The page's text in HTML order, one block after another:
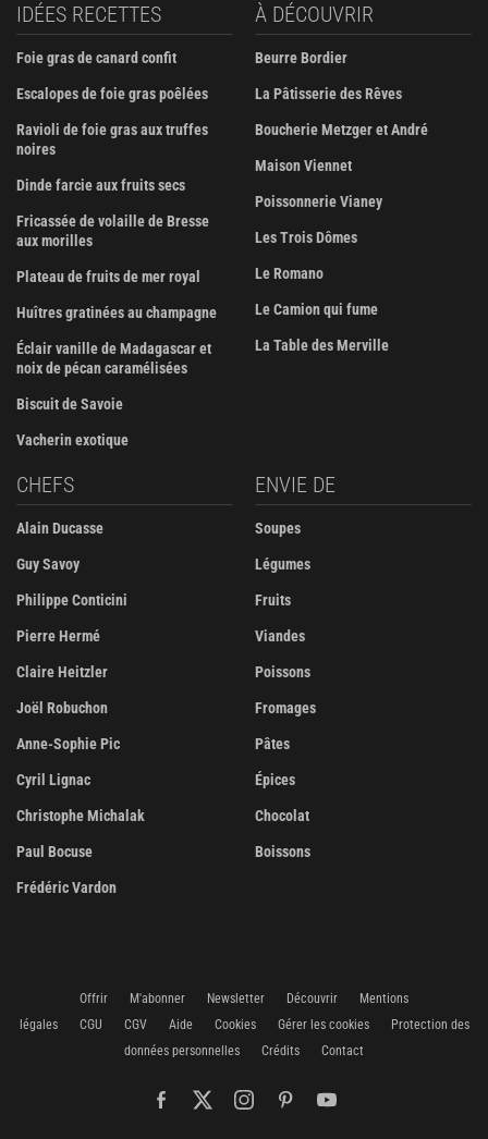
IDÉES RECETTES
Foie gras de canard confit
Escalopes de foie gras poêlées
Ravioli de foie gras aux truffes
noires
Dinde farcie aux fruits secs
Fricassée de volaille de Bresse
aux morilles
Plateau de fruits de mer royal
Huîtres gratinées au champagne
Éclair vanille de Madagascar et
noix de pécan caramélisées
Biscuit de Savoie
Vacherin exotique
À DÉCOUVRIR
Beurre Bordier
La Pâtisserie des Rêves
Boucherie Metzger et André
Maison Viennet
Poissonnerie Vianey
Les Trois Dômes
Le Romano
Le Camion qui fume
La Table des Merville
CHEFS
Alain Ducasse
Guy Savoy
Philippe Conticini
Pierre Hermé
Claire Heitzler
Joël Robuchon
Anne-Sophie Pic
Cyril Lignac
Christophe Michalak
Paul Bocuse
Frédéric Vardon
ENVIE DE
Soupes
Légumes
Fruits
Viandes
Poissons
Fromages
Pâtes
Épices
Chocolat
Boissons
Offrir M'abonner Newsletter Découvrir
Mentions
légales
CGU CGV Aide Cookies Gérer les cookies
Protection des
données personnelles
Crédits Contact